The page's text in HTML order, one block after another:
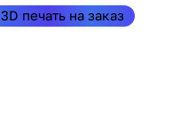
3D печать на заказ